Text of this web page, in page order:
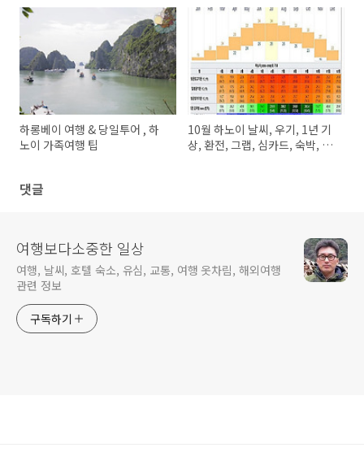
하롱베이 여행 & 당일투어 , 하
노이 가족여행 팁
10월 하노이 날씨, 우기, 1년 기
상, 환전, 그랩, 심카드, 숙박, 항
댓글
여행보다소중한 일상
여행, 날씨, 호텔 숙소, 유심, 교통, 여행 옷차림, 해외여행
관련 정보
구독하기